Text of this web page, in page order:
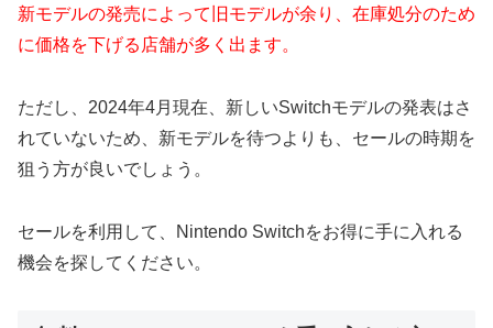
新モデルの発売によって旧モデルが余り、在庫処分のため
に価格を下げる店舗が多く出ます。
ただし、2024年4月現在、新しいSwitchモデルの発表はさ
れていないため、新モデルを待つよりも、セールの時期を
狙う方が良いでしょう。
セールを利用して、Nintendo Switchをお得に手に入れる
機会を探してください。